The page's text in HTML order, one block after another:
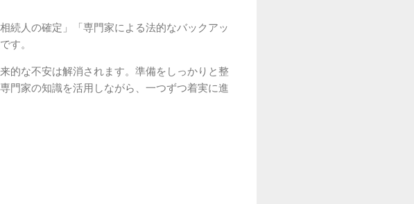
続人の確定」「専門家による法的なバックアッ
す。
的な不安は解消されます。準備をしっかりと整
門家の知識を活用しながら、一つずつ着実に進